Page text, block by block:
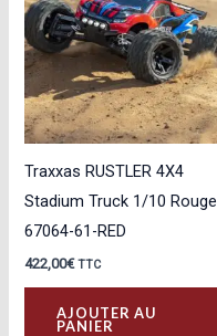
Traxxas RUSTLER 4X4
Stadium Truck 1/10 Rouge
67064-61-RED
422,00€ TTC
AJOUTER AU
PANIER